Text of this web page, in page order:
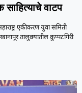
साहित्याचे वाटप
एकीकरण युवा समिती
तालुक्यातील कुप्पटगिरी